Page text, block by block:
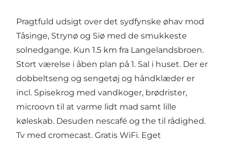
Pragtfuld udsigt over det sydfynske øhav mod
Tåsinge, Strynø og Siø med de smukkeste
solnedgange. Kun 1.5 km fra Langelandsbroen.
Stort værelse i åben plan på 1. Sal i huset. Der er
dobbeltseng og sengetøj og håndklæder er
incl. Spisekrog med vandkoger, brødrister,
microovn til at varme lidt mad samt lille
køleskab. Desuden nescafé og the til rådighed.
Tv med cromecast. Gratis WiFi. Eget